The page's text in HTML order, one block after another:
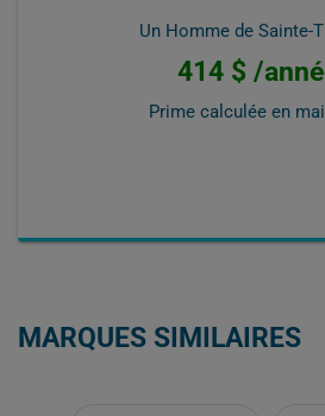
Un Homme de Sainte-
414 $ /
Prime calculée en
MARQUES SIMILAIRES